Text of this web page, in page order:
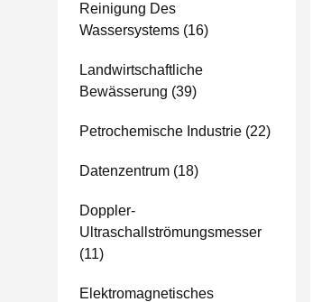
Reinigung Des
Wassersystems (16)
Landwirtschaftliche
Bewässerung (39)
Petrochemische Industrie (22)
Datenzentrum (18)
Doppler-
Ultraschallströmungsmesser
(11)
Elektromagnetisches